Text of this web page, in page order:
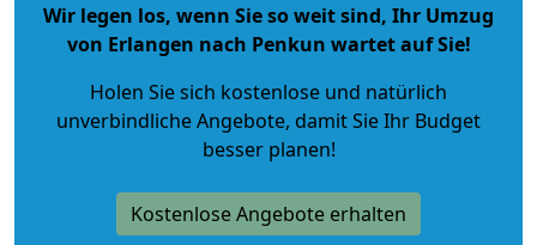
Wir legen los, wenn Sie so weit sind, Ihr Umzug
von Erlangen nach Penkun wartet auf Sie!
Holen Sie sich kostenlose und natürlich
unverbindliche Angebote, damit Sie Ihr Budget
besser planen!
Kostenlose Angebote erhalten